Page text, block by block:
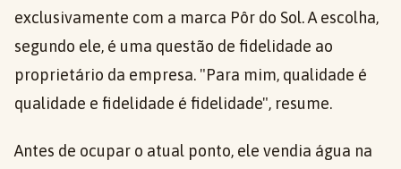
exclusivamente com a marca Pôr do Sol. A escolha,
segundo ele, é uma questão de fidelidade ao
proprietário da empresa. "Para mim, qualidade é
qualidade e fidelidade é fidelidade", resume.
Antes de ocupar o atual ponto, ele vendia água na